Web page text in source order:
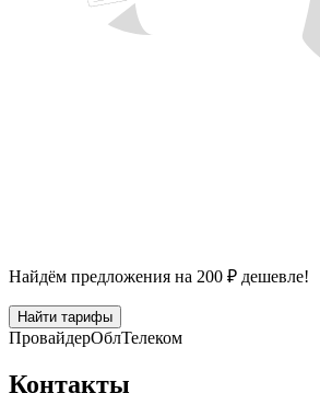
Найдём предложения на 200 ₽ дешевле!
Найти тарифы
ПровайдерОблТелеком
Контакты